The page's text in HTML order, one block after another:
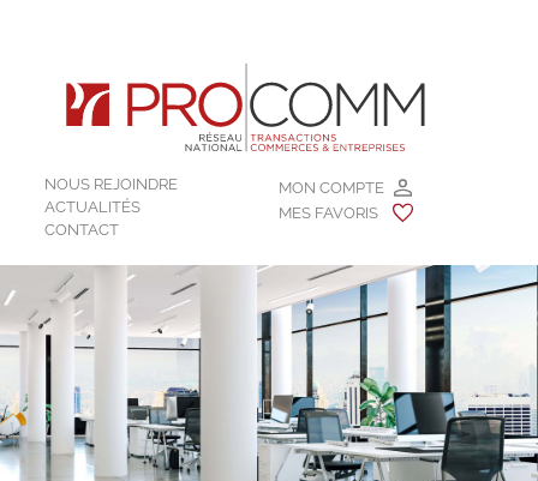
MON COMPTE
MES FAVORIS
NOUS REJOINDRE
ACTUALITÉS
CONTACT